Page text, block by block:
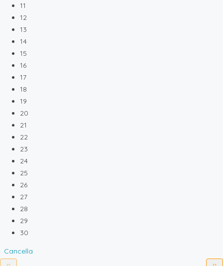
11
12
13
14
15
16
17
18
19
20
21
22
23
24
25
26
27
28
29
30
Cancella